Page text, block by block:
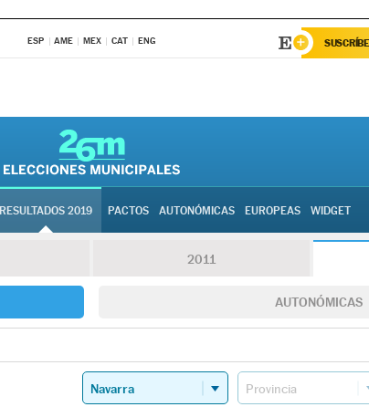
ESP AME MEX CAT ENG
RESULTADOS 2019 PACTOS AUTONÓMICAS EUROPEAS WIDGET
2011
AUTONÓMICAS